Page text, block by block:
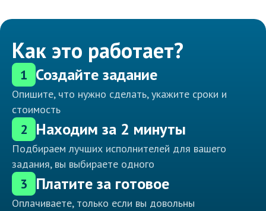
Как это работает?
1 Создайте задание
Опишите, что нужно сделать, укажите сроки и
стоимость
2 Находим за 2 минуты
Подбираем лучших исполнителей для вашего
задания, вы выбираете одного
3 Платите за готовое
Оплачиваете, только если вы довольны